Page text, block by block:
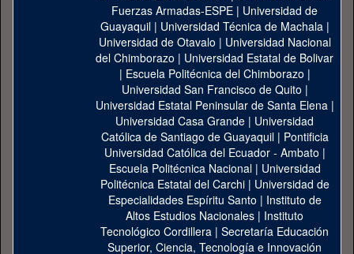
Fuerzas Armadas-ESPE | Universidad de
Guayaquil| Universidad Técnica de Machala|
Universidad de Otavalo | Universidad Nacional
del Chimborazo | Universidad Estatal de Bolivar
| Escuela Politécnica del Chimborazo |
Universidad San Francisco de Quito |
Universidad Estatal Peninsular de Santa Elena|
Universidad Casa Grande | Universidad
Católica de Santiago de Guayaquil| Pontificia
Universidad Católica del Ecuador - Ambato |
Escuela Politécnica Nacional| Universidad
Politécnica Estatal del Carchi| Universidad de
Especialidades Espíritu Santo | Instituto de
Altos Estudios Nacionales | Instituto
Tecnológico Cordillera | Secretaría Educación
Superior, Ciencia, Tecnología e Innovación